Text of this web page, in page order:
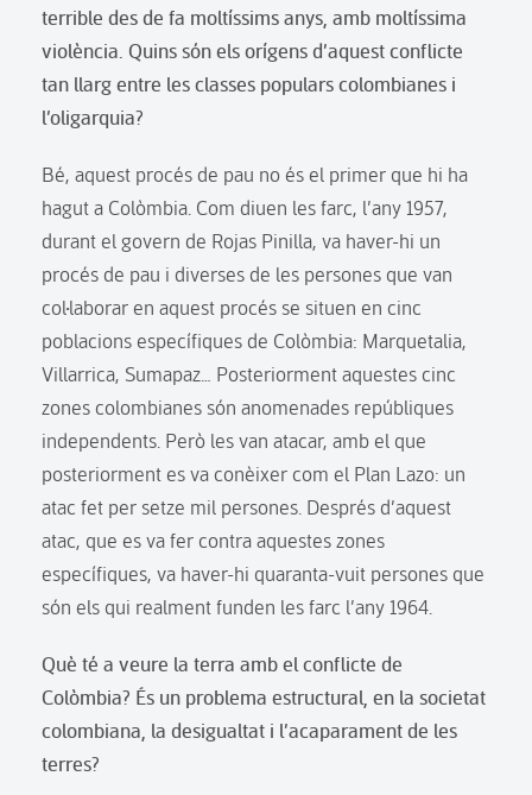
terrible des de fa moltíssims anys, amb moltíssima
violència. Quins són els orígens d’aquest conflicte
tan llarg entre les classes populars colombianes i
l’oligarquia?
Bé, aquest procés de pau no és el primer que hi ha
hagut a Colòmbia. Com diuen les farc, l’any 1957,
durant el govern de Rojas Pinilla, va haver-hi un
procés de pau i diverses de les persones que van
col·laborar en aquest procés se situen en cinc
poblacions específiques de Colòmbia: Marquetalia,
Villarrica, Sumapaz… Posteriorment aquestes cinc
zones colombianes són anomenades repúbliques
independents. Però les van atacar, amb el que
posteriorment es va conèixer com el Plan Lazo: un
atac fet per setze mil persones. Després d’aquest
atac, que es va fer contra aquestes zones
específiques, va haver-hi quaranta-vuit persones que
són els qui realment funden les farc l’any 1964.
Què té a veure la terra amb el conflicte de
Colòmbia? És un problema estructural, en la societat
colombiana, la desigualtat i l’acaparament de les
terres?